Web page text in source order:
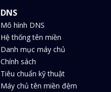
DNS
Mô hình DNS
Hệ thống tên miền
Danh mục máy chủ
Chính sách
Tiêu chuẩn kỹ thuật
Máy chủ tên miền đệm